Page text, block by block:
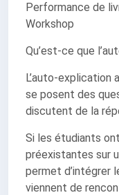
Performance de
Workshop
Qu’est-ce que
L’auto-explication
se posent des
discutent de la
Si les étudiants
préexistantes sur
permet d’intégrer
viennent de